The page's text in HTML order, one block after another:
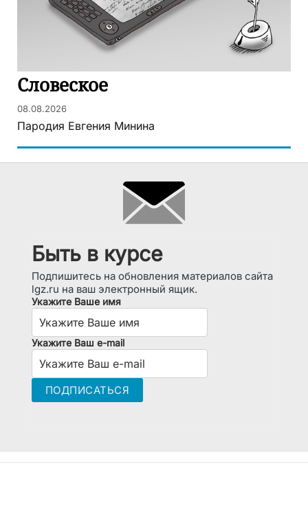
Словеское
08.08.2026
Пародия Евгения Минина
Быть в курсе
Подпишитесь на обновления материалов сайта
lgz.ru на ваш электронный ящик.
Укажите Ваше имя
Укажите Ваш e-mail